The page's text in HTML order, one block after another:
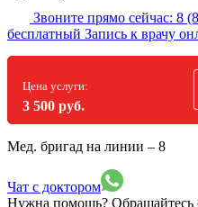
Звоните прямо сейчас: 8
бесплатный Запись к врачу
Цена услуги:
3 500 руб.
Мед. бригад на линии – 8
Чат с доктором
Нужна помощь? Обращайтесь